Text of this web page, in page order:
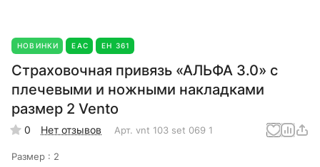
НОВИНКИ EAC ЕН 361
Страховочная привязь «АЛЬФА 3.0» с
плечевыми и ножными накладками
размер 2 Vento
0 Нет отзывов Арт. vnt 103 set 069 1
Размер : 2